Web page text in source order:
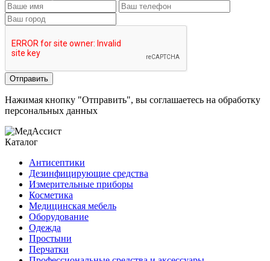
Нажимая кнопку "Отправить", вы соглашаетесь на обработку
персональных данных
Каталог
Антисептики
Дезинфицирующие средства
Измерительные приборы
Косметика
Медицинская мебель
Оборудование
Одежда
Простыни
Перчатки